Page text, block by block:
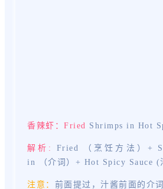
香辣虾： Fried Shrimps in Hot
解析: Fried （烹饪方法）+
in
（介词）+ Hot Spicy Sauce (
注意： 前面提过，汁酱前面的介